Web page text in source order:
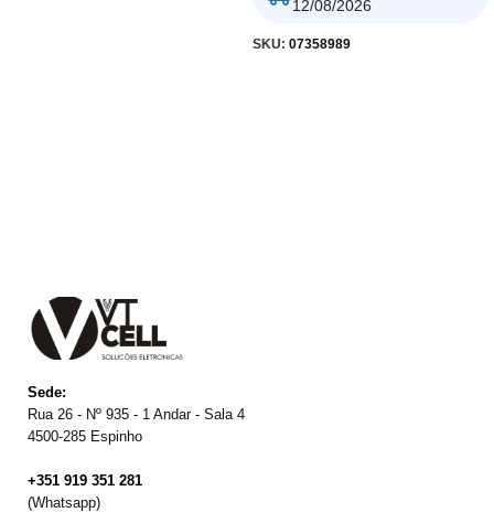
12/08/2026
SKU: 07358989
Sede:
Rua 26 - Nº 935 - 1 Andar - Sala 4
4500-285 Espinho
+351 919 351 281
(Whatsapp)